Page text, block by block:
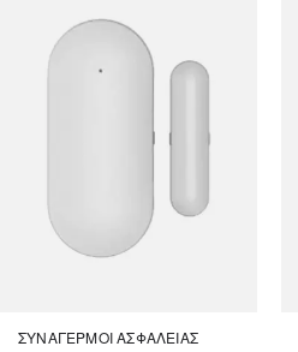
ΣΥΝΑΓΕΡΜΟΊ ΑΣΦΑΛΕΊΑΣ